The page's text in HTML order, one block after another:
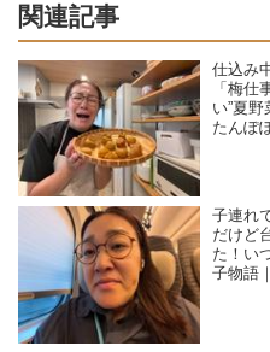
関連記事
仕込み
「梅仕
い”夏
たんぽ
子連れ
だけど
た！い
子物語